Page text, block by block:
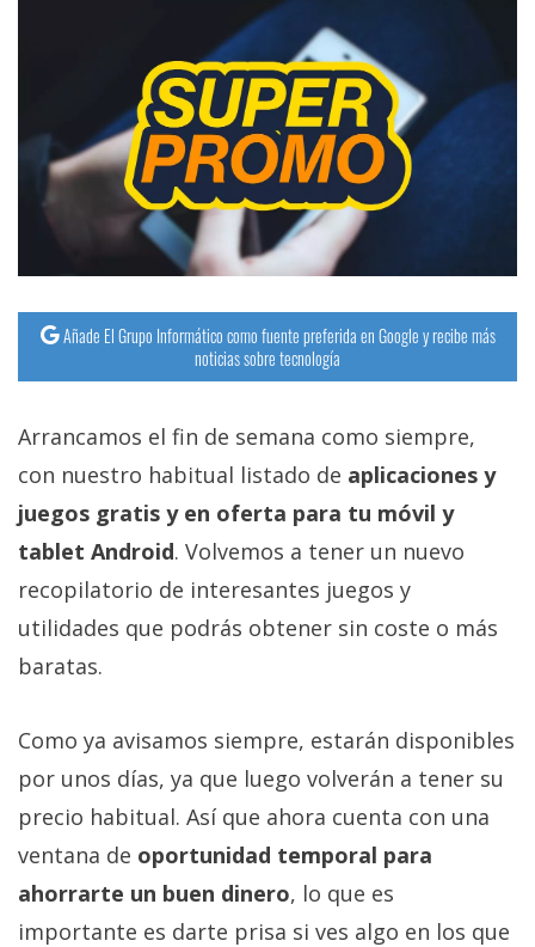
Añade El Grupo Informático como fuente preferida en Google y recibe más
noticias sobre tecnología
Arrancamos el fin de semana como siempre,
con nuestro habitual listado de aplicaciones y
juegos gratis y en oferta para tu móvil y
tablet Android. Volvemos a tener un nuevo
recopilatorio de interesantes juegos y
utilidades que podrás obtener sin coste o más
baratas.
Como ya avisamos siempre, estarán disponibles
por unos días, ya que luego volverán a tener su
precio habitual. Así que ahora cuenta con una
ventana de oportunidad temporal para
ahorrarte un buen dinero, lo que es
importante es darte prisa si ves algo en los que